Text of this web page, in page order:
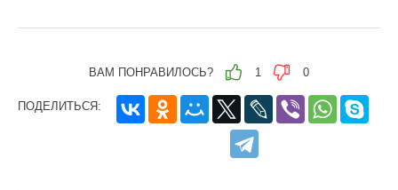
ВАМ ПОНРАВИЛОСЬ? 1 0
ПОДЕЛИТЬСЯ: